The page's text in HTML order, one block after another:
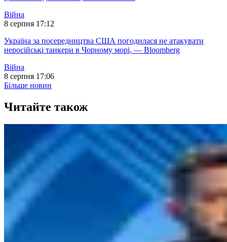
Війна
8 серпня 17:12
Україна за посередництва США погодилася не атакувати
неросійські танкери в Чорному морі, — Bloomberg
Війна
8 серпня 17:06
Більше новин
Читайте також